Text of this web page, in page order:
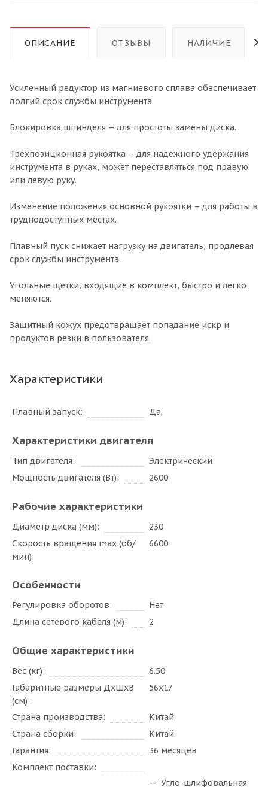
ОПИСАНИЕ ОТЗЫВЫ НАЛИЧИЕ
Усиленный редуктор из магниевого сплава обеспечивает
долгий срок службы инструмента.
Блокировка шпинделя – для простоты замены диска.
Трехпозиционная рукоятка – для надежного удержания
инструмента в руках, может переставляться под правую
или левую руку.
Изменение положения основной рукоятки – для работы в
труднодоступных местах.
Плавный пуск снижает нагрузку на двигатель, продлевая
срок службы инструмента.
Угольные щетки, входящие в комплект, быстро и легко
меняются.
Защитный кожух предотвращает попадание искр и
продуктов резки в пользователя.
Характеристики
Плавный запуск Да
Характеристики двигателя
Тип двигателя
Электрический
Мощность двигателя (Вт)
2600
Рабочие характеристики
Диаметр диска (мм)
230
Скорость вращения max (об/
мин)
6600
Особенности
Регулировка оборотов
Нет
Длина сетевого кабеля (м)
2
Общие характеристики
Вес (кг)
6.50
Габаритные размеры ДxШxВ
(см)
56x17
Страна производства
Китай
Страна сборки
Китай
Гарантия
36 месяцев
Комплект поставки
Угло-шлифовальная